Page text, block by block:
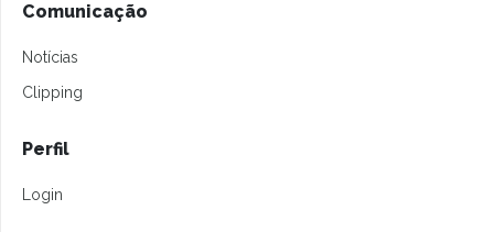
Comunicação
Notícias
Clipping
Perfil
Login